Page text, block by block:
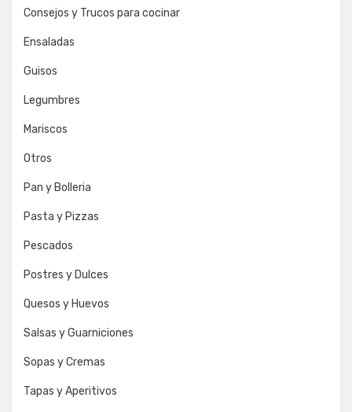
Consejos y Trucos para cocinar
Ensaladas
Guisos
Legumbres
Mariscos
Otros
Pan y Bolleria
Pasta y Pizzas
Pescados
Postres y Dulces
Quesos y Huevos
Salsas y Guarniciones
Sopas y Cremas
Tapas y Aperitivos